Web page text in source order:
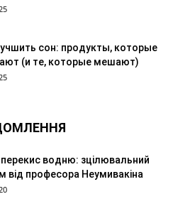
сон: продукты, которые
(и те, которые мешают)
перекис водню: зцілювальний
від професора Неумивакіна